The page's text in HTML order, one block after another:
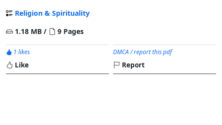
Religion & Spirituality
1.18 MB /
9 Pages
1 likes
Like
DMCA / report this pdf
Report